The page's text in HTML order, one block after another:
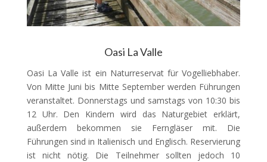
Oasi La Valle
Oasi La Valle ist ein Naturreservat für Vogelliebhaber.
Von Mitte Juni bis Mitte September werden Führungen
veranstaltet. Donnerstags und samstags von 10:30 bis
12 Uhr. Den Kindern wird das Naturgebiet erklärt,
außerdem bekommen sie Ferngläser mit. Die
Führungen sind in Italienisch und Englisch. Reservierung
ist nicht nötig. Die Teilnehmer sollten jedoch 10